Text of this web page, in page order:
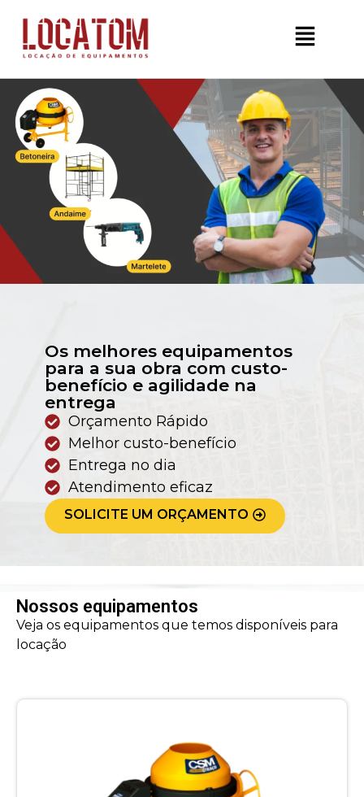
Os melhores equipamentos
para a sua obra com custo-
benefício e agilidade na
entrega
Orçamento Rápido
Melhor custo-benefício
Entrega no dia
Atendimento eficaz
SOLICITE UM ORÇAMENTO
Nossos equipamentos
Veja os equipamentos que temos disponíveis para
locação